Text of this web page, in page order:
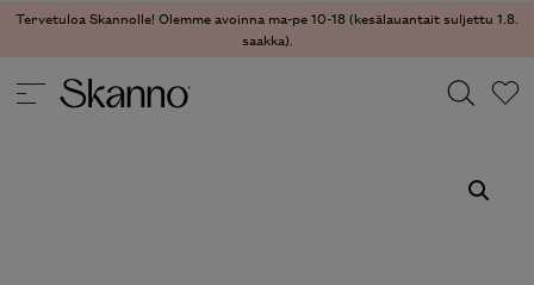
Tervetuloa Skannolle! Olemme avoinna ma-pe 10-18 (kesälauantait suljettu 1.8.
saakka).